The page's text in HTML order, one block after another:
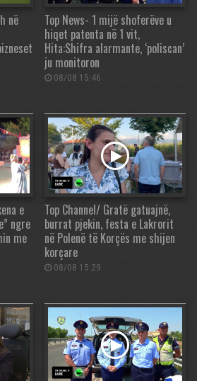
në
Top News- 1 mijë shoferëve u
hiqet patenta në 1 vit,
Hita:Shifra alarmante, ‘poliscan’
ju monitoron
08/08 15:46
e
ngre
me
Top Channel/ Gratë gatuajnë,
burrat pjekin, festa e Lakrorit
në Polenë të Korçës me shijen
korçare
08/08 15:29